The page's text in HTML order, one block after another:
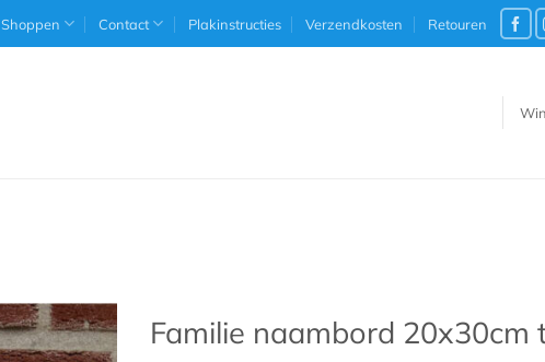
Shoppen Contact Plakinstructies Verzendkosten Retouren
Familie naambord 20x30cm